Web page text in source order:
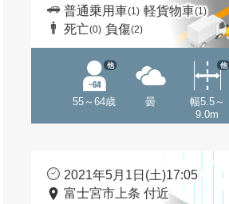
普通乗用車(1) 軽貨物車(1)
死亡(0) 負傷(2)
55～64歳
他
曇
幅5.5～
9.0m
他
2021年5月1日(土)17:05
富士宮市上条 付近